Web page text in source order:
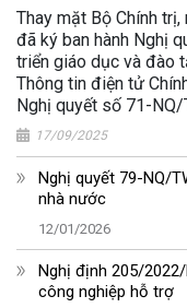
Thay mặt Bộ Chính
đã ký ban hành Nghị
triển giáo dục và đào
Thông tin điện tử
Nghị quyết số 71-NQ/
17/09/2025
Nghị quyết 79-NQ/
nhà nước
12/01/2026
Nghị định 205/
công nghiệp hỗ trợ